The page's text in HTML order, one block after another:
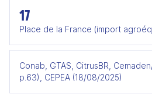
17
Place de la France (import
Conab, GTAS, CitrusBR,
p.63), CEPEA (18/08/2025)